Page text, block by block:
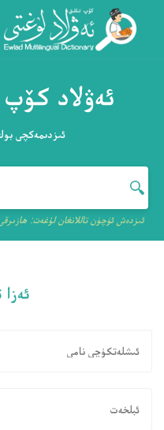
ئەۋلاد
ئىزدىمەكچى
ئىزدەش ئۈچۈن تاللانغان لۇغەت: